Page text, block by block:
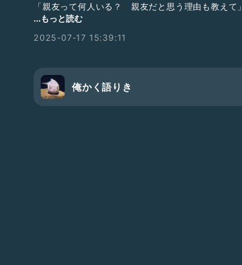
「親友って何人いる？ 親友だと思う理由も教えて」
アフタートーク 7:30
ちなみに今回の作品はこちらのスピンオフ
...もっと読む
2025-07-17 15:39:11
俺かく語りき